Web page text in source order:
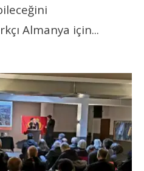
Almanya için...